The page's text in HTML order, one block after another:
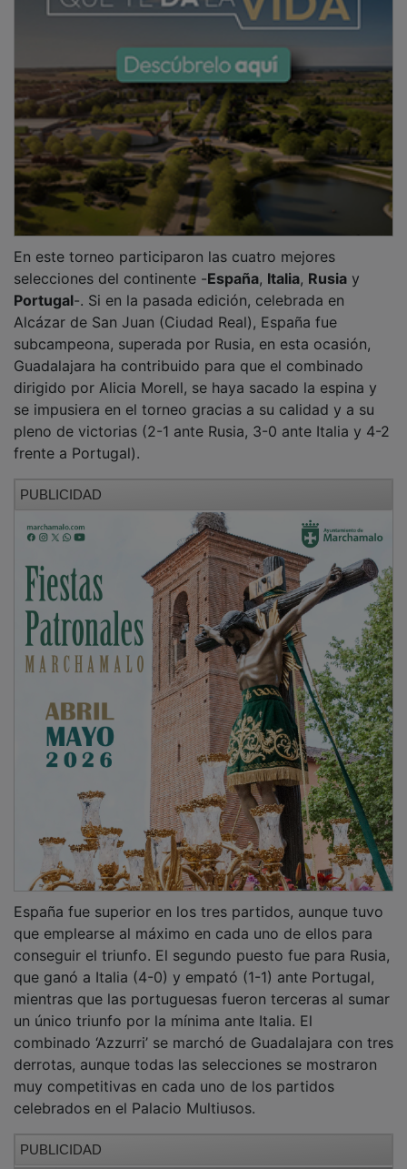
En este torneo participaron las cuatro mejores
selecciones del continente -España, Italia, Rusia y
Portugal-. Si en la pasada edición, celebrada en
Alcázar de San Juan (Ciudad Real), España fue
subcampeona, superada por Rusia, en esta ocasión,
Guadalajara ha contribuido para que el combinado
dirigido por Alicia Morell, se haya sacado la espina y
se impusiera en el torneo gracias a su calidad y a su
pleno de victorias (2-1 ante Rusia, 3-0 ante Italia y 4-2
frente a Portugal).
PUBLICIDAD
España fue superior en los tres partidos, aunque tuvo
que emplearse al máximo en cada uno de ellos para
conseguir el triunfo. El segundo puesto fue para Rusia,
que ganó a Italia (4-0) y empató (1-1) ante Portugal,
mientras que las portuguesas fueron terceras al sumar
un único triunfo por la mínima ante Italia. El
combinado ‘Azzurri’ se marchó de Guadalajara con tres
derrotas, aunque todas las selecciones se mostraron
muy competitivas en cada uno de los partidos
celebrados en el Palacio Multiusos.
PUBLICIDAD